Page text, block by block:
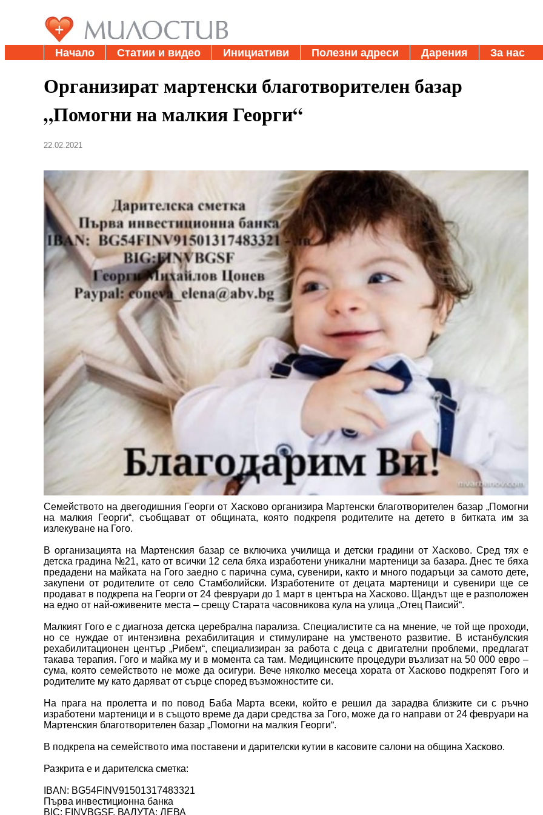
Начало Статии и видео Инициативи Полезни адреси Дарения За нас
Организират мартенски благотворителен базар
„Помогни на малкия Георги“
22.02.2021
Семейството на двегодишния Георги от Хасково организира Мартенски благотворителен базар „Помогни
на малкия Георги“, съобщават от общината, която подкрепя родителите на детето в битката им за
излекуване на Гого.
В организацията на Мартенския базар се включиха училища и детски градини от Хасково. Сред тях е
детска градина №21, като от всички 12 села бяха изработени уникални мартеници за базара. Днес те бяха
предадени на майката на Гого заедно с парична сума, сувенири, както и много подаръци за самото дете,
закупени от родителите от село Стамболийски. Изработените от децата мартеници и сувенири ще се
продават в подкрепа на Георги от 24 февруари до 1 март в центъра на Хасково. Щандът ще е разположен
на едно от най-оживените места – срещу Старата часовникова кула на улица „Отец Паисий“.
Малкият Гого е с диагноза детска церебрална парализа. Специалистите са на мнение, че той ще проходи,
но се нуждае от интензивна рехабилитация и стимулиране на умственото развитие. В истанбулския
рехабилитационен център „Рибем“, специализиран за работа с деца с двигателни проблеми, предлагат
такава терапия. Гого и майка му и в момента са там. Медицинските процедури възлизат на 50 000 евро –
сума, която семейството не може да осигури. Вече няколко месеца хората от Хасково подкрепят Гого и
родителите му като даряват от сърце според възможностите си.
На прага на пролетта и по повод Баба Марта всеки, който е решил да зарадва близките си с ръчно
изработени мартеници и в същото време да дари средства за Гого, може да го направи от 24 февруари на
Мартенския благотворителен базар „Помогни на малкия Георги“.
В подкрепа на семейството има поставени и дарителски кутии в касовите салони на община Хасково.
Разкрита е и дарителска сметка:
IBAN: BG54FINV91501317483321
Първа инвестиционна банка
BIC: FINVBGSF, ВАЛУТА: ЛЕВА